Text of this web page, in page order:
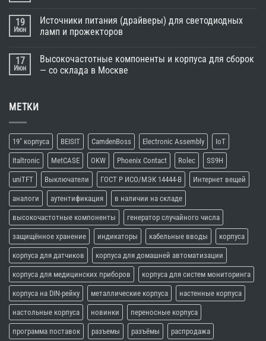
19
Июн
Источники питания (драйверы) для светодиодных
ламп и прожекторов
17
Июн
Высокочастотные компоненты и корпуса для сборок
— со склада в Москве
МЕТКИ
19" корпуса BEISIT CamdenBoss Electronic Assembly IoT
Italtronic MetCASE OKW Phoenix Contact Rolec SS9H
uniTFT Выключатели ГОСТ Р ИСО/МЭК 14444-В Интернет вещей
аналоги аутентификация в наличии на складе
высокочастотные компоненты генератор случайного числа
защищённое хранение индикаторы кабельные вводы корпуса
корпуса для датчиков корпуса для домашней автоматизации
корпуса для медицинских приборов корпуса для систем мониторинга
корпуса на DIN-рейку металлические корпуса настенные корпуса
настольные корпуса новинки переносные корпуса
программа поставок разъемы разъёмы распродажа